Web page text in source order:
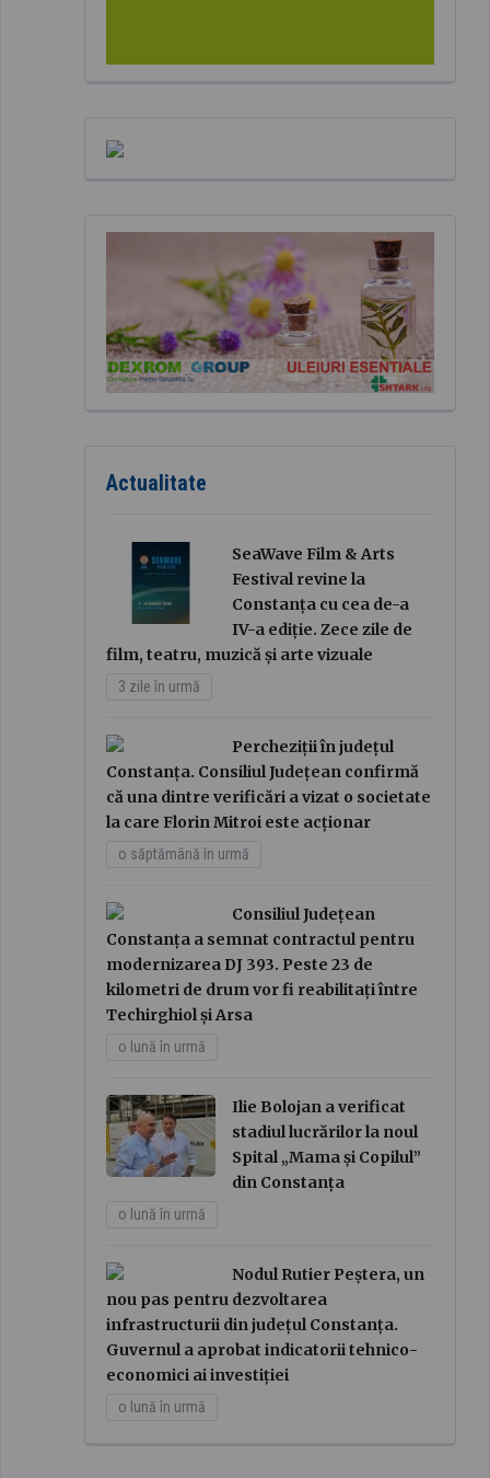
Actualitate
SeaWave Film & Arts
Festival revine la
Constanța cu cea de-a
IV-a ediție. Zece zile de
film, teatru, muzică și arte vizuale
3 zile în urmă
Percheziții în județul
Constanța. Consiliul Județean confirmă
că una dintre verificări a vizat o societate
la care Florin Mitroi este acționar
o săptămână în urmă
Consiliul Județean
Constanța a semnat contractul pentru
modernizarea DJ 393. Peste 23 de
kilometri de drum vor fi reabilitați între
Techirghiol și Arsa
o lună în urmă
Ilie Bolojan a verificat
stadiul lucrărilor la noul
Spital „Mama și Copilul”
din Constanța
o lună în urmă
Nodul Rutier Peștera, un
nou pas pentru dezvoltarea
infrastructurii din județul Constanța.
Guvernul a aprobat indicatorii tehnico-
economici ai investiției
o lună în urmă